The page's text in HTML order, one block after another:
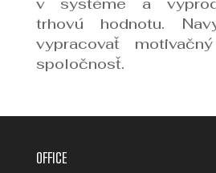
v systéme a
trhovú hodnotu.
vypracovať
spoločnosť.
OFFICE